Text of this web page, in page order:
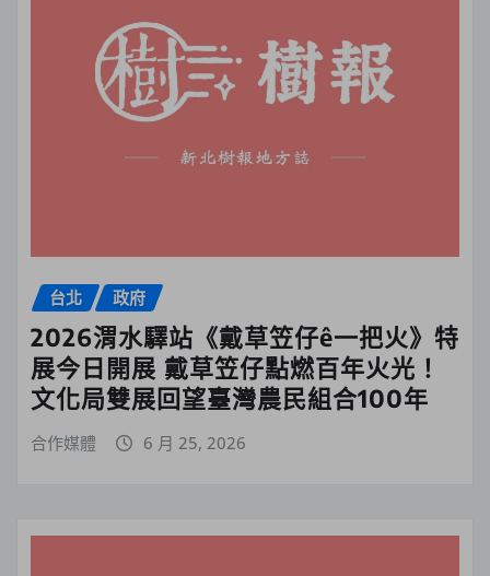
台北 政府
2026渭水驛站《戴草笠仔ê一把火》特
展今日開展 戴草笠仔點燃百年火光！
文化局雙展回望臺灣農民組合100年
合作媒體 6 月 25, 2026